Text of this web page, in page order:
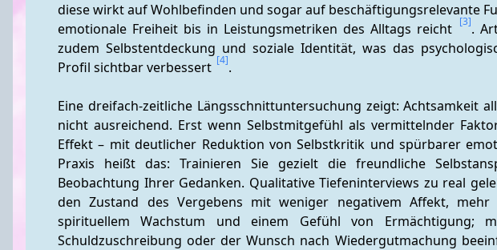
diese wirkt auf Wohlbefinden und sogar auf beschäftigungsrelevante
emotionale Freiheit bis in Leistungsmetriken des Alltags reicht [3].
zudem Selbstentdeckung und soziale Identität, was das
Profil sichtbar verbessert [4].
Eine dreifach-zeitliche Längsschnittuntersuchung zeigt: Achtsamkeit
nicht ausreichend. Erst wenn Selbstmitgefühl als vermittelnder
Effekt – mit deutlicher Reduktion von Selbstkritik und spürbarer
Praxis heißt das: Trainieren Sie gezielt die freundliche
Beobachtung Ihrer Gedanken. Qualitative Tiefeninterviews zu real
den Zustand des Vergebens mit weniger negativem Affekt, mehr
spirituellem Wachstum und einem Gefühl von Ermächtigung;
Schuldzuschreibung oder der Wunsch nach Wiedergutmachung